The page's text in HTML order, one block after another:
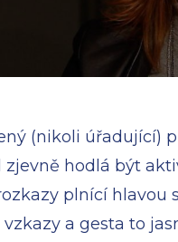
(nikoli úřadující)
zjevně hodlá být
plnící hlavou
vzkazy a gesta to